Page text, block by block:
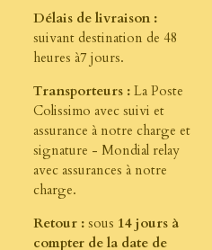
Délais de livraison :
suivant destination de 48
heures à7 jours.
Transporteurs : La Poste
Colissimo avec suivi et
assurance à notre charge et
signature - Mondial relay
avec assurances à notre
charge.
Retour : sous 14 jours à
compter de la date de